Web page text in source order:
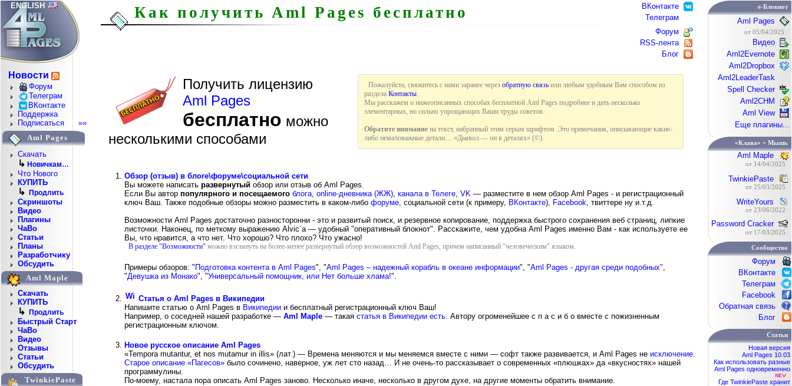
ENGLISH
Новости
Форум
Телеграм
ВКонтакте
Поддержка
Подписаться
»»
Aml Pages
Скачать
↳ Новичкам…
Что Нового
КУПИТЬ
↳ Продлить
Скриншоты
Видео
Плагины
ЧаВо
Статьи
Планы
Разработчику
Обсудить
Aml Maple
Скачать
КУПИТЬ
↳ Продлить
Быстрый Старт
ЧаВо
Видео
Отзывы
Статьи
Обсудить
TwinkiePaste
Как получить Aml Pages бесплатно
ВКонтакте
Телеграм
Форум
RSS-лента
Блог
Получить лицензию
Aml Pages
бесплатно можно
несколькими способами
Пожалуйста, свяжитесь с нами заранее через обратную связь или любым удобным Вам способом из
раздела Контакты.
Мы расскажем о нижеописанных способах бесплатной Aml Pages подробнее и дать несколько
элементарных, но сильно упрощающих Ваши труды советов.
Обратите внимание на текст, набранный этим серым шрифтом. Это примечания, описывающие какие-
либо немаловажные детали… «Дьявол — он в деталях» (©).
Обзор (отзыв) в блоге\форуме\социальной сети
Вы можете написать развернутый обзор или отзыв об Aml Pages.
Если Вы автор популярного и посещаемого блога, online-дневника (ЖЖ), канала в Телеге, VK — разместите в нем обзор Aml Pages - и регистрационный
ключ Ваш. Также подобные обзоры можно разместить в каком-либо форуме, социальной сети (к примеру, ВКонтакте), Facebook, твиттере ну и.т.д.
Возможности Aml Pages достаточно разносторонни - это и развитый поиск, и резервное копирование, поддержка быстрого сохранения веб страниц, липкие
листочки. Наконец, по меткому выражению Alvic`а — удобный "оперативный блокнот". Расскажите, чем удобна Aml Pages именно Вам - как используете ее
Вы, что нравится, а что нет. Что хорошо? Что плохо? Что ужасно!
В разделе "Возможности" можно взглянуть на более-менее развернутый обзор возможностей Aml Pages, причем написанный "человеческим" языком.
Примеры обзоров: " Подготовка контента в Aml Pages", "Aml Pages – надежный корабль в океане информации", "Aml Pages - другая среди подобных",
"Девушка из Монако", "Универсальный помощник, или Нет больше хлама!".
Статья о Aml Pages в Википедии
Напишите статью о Aml Pages в Википедии и бесплатный регистрационный ключ Ваш!
Например, о соседней нашей разработке — Aml Maple — такая статья в Википедии есть. Автору огроменейшее с п а с и б о вместе с пожизненным
регистрационным ключом.
Новое русское описание Aml Pages
«Tempora mutantur, et nos mutamur in illis» (лат.) — Времена меняются и мы меняемся вместе с ними — софт также развивается, и Aml Pages не исключение.
Старое описание «Пагесов» было сочинено, наверное, уж лет сто назад… И не очень-то рассказывает о современных «плюшках» да «вкусностях» нашей
программулины.
По-моему, настала пора описать Aml Pages заново. Несколько иначе, несколько в другом духе, на другие моменты обратить внимание.
e-Блокнот
Aml Pages
от 05/04/2025
Видео
Aml2Evernote
Aml2Dropbox
Aml2LeaderTask
Spell Checker
Aml2CHM
Aml View
Еще плагины...
«Клава» + Мышь
Aml Maple
от 14/04/2025
TwinkiePaste
от 25/03/2025
WriteYours
от 23/06/2022
Password Cracker
от 17/03/2025
Сообщество
Форум
ВКонтакте
Телеграм
Facebook
Обратная связь
Блог
Статьи
Новая версия
Aml Pages 10.03
Как использовать разные
Aml Pages одновременно
Где TwinkiePaste хранит